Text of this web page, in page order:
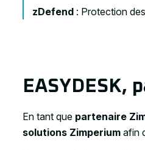
zDefend : Protection
En tant que partenaire
solutions Zimperium afin